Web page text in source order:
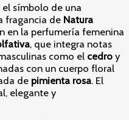
símbolo de una
fragancia de Natura
en la perfumería femenina
, que integra notas
como el cedro y
con un cuerpo floral
de pimienta rosa. El
elegante y